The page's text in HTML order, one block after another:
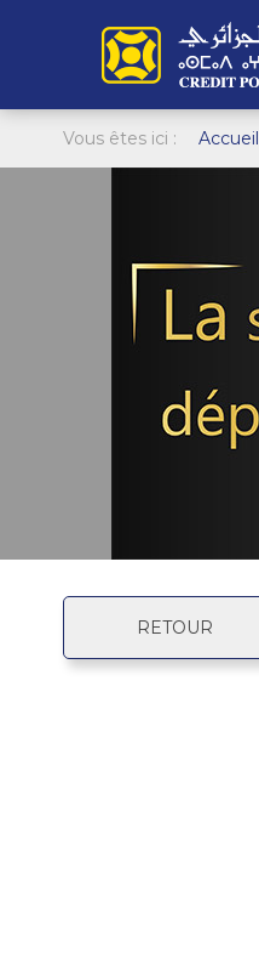
Vous êtes ici : Accueil
RETOUR